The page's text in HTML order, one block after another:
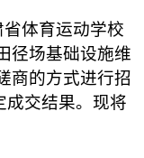
省体育运动学校
径场基础设施维
商的方式进行招
成交结果。现将